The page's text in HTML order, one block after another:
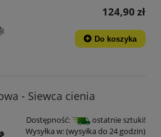
124,90 zł
Do koszyka
- Siewca cienia
Dostępność:
ostatnie sztuki!
Wysyłka w:(wysyłka do 24 godzin)